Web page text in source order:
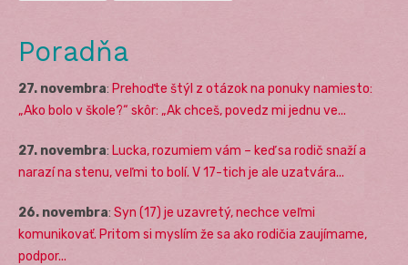
Poradňa
27. novembra: Prehoďte štýl z otázok na ponuky namiesto:
„Ako bolo v škole?“ skôr: „Ak chceš, povedz mi jednu ve...
27. novembra: Lucka, rozumiem vám – keď sa rodič snaží a
narazí na stenu, veľmi to bolí. V 17-tich je ale uzatvára...
26. novembra: Syn (17) je uzavretý, nechce veľmi
komunikovať. Pritom si myslím že sa ako rodičia zaujímame,
podpor...